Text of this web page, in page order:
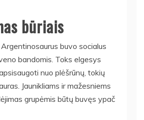
būriais
buvo socialus
bandomis. Toks elgesys
nuo plėšrūnų, tokių
Jaunikliams ir mažesniems
grupėmis būtų buvęs ypač